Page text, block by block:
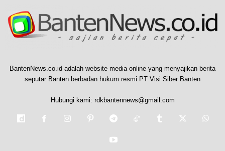
BantenNews.co.id adalah website media online yang menyajikan berita
seputar Banten berbadan hukum resmi PT Visi Siber Banten
Hubungi kami: rdkbantennews@gmail.com